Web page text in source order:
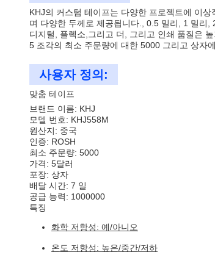
KHJ의 커스텀 테이프는 다양한 프로젝트에 이
며 다양한 두께로 제공됩니다., 0.5 밀리, 1 밀리
디지털, 플렉소,그리고 더, 그리고 인쇄 품질은
5 조각의 최소 주문량에 대한 5000 그리고 상자
사용자 정의:
맞춤 테이프
브랜드 이름: KHJ
모델 번호: KHJ558M
원산지: 중국
인증: ROSH
최소 주문량: 5000
가격: 5달러
포장: 상자
배달 시간: 7 일
공급 능력: 1000000
특징
화학 저항성: 예/아니오
온도 저항성: 높은/중간/저하